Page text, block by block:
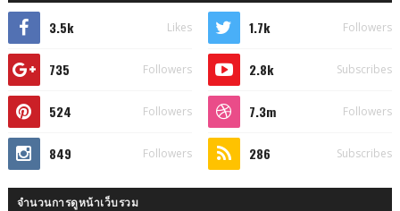
3.5k Likes 1.7k Followers
735 Followers 2.8k Subscribes
524 Followers 7.3m Followers
849 Followers 286 Subscribes
จำนวนการดูหน้าเว็บรวม